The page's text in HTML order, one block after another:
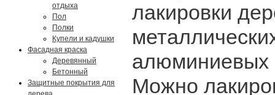
отдыха
Пол
Полки
Купели и кадушки
Фасадная краска
Деревянный
Бетонный
Защитные покрытия для
лакировки
алюминиевых
Можно